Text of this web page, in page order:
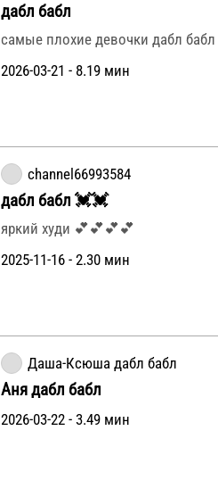
дабл бабл
самые плохие девочки дабл бабл
2026-03-21 - 8.19 мин
channel66993584
дабл бабл 💓💓
яркий худи 💕💕💕💕
2025-11-16 - 2.30 мин
Даша-Ксюша дабл бабл
Аня дабл бабл
2026-03-22 - 3.49 мин